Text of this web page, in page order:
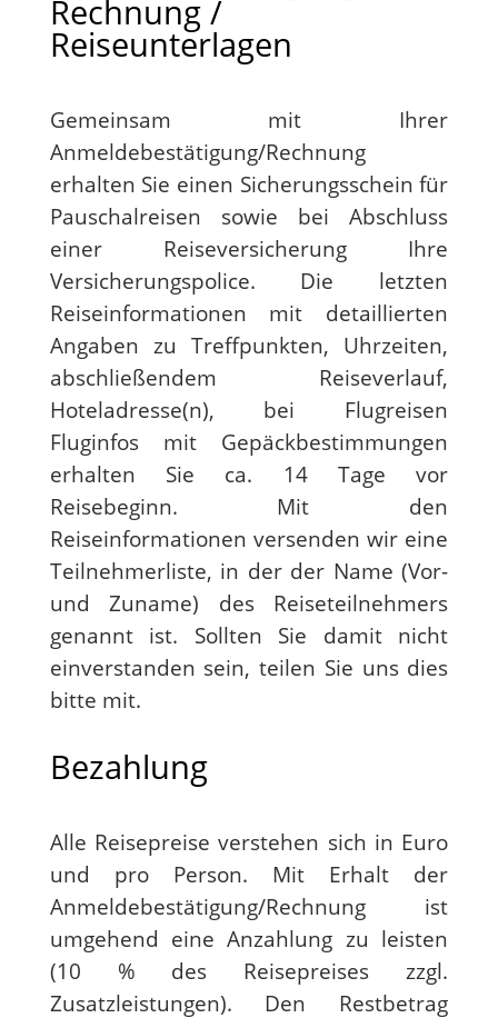
Rechnung /
Reiseunterlagen
Gemeinsam mit Ihrer
Anmeldebestätigung/Rechnung
erhalten Sie einen Sicherungsschein für
Pauschalreisen sowie bei Abschluss
einer Reiseversicherung Ihre
Versicherungspolice. Die letzten
Reiseinformationen mit detaillierten
Angaben zu Treffpunkten, Uhrzeiten,
abschließendem Reiseverlauf,
Hoteladresse(n), bei Flugreisen
Fluginfos mit Gepäckbestimmungen
erhalten Sie ca. 14 Tage vor
Reisebeginn. Mit den
Reiseinformationen versenden wir eine
Teilnehmerliste, in der der Name (Vor-
und Zuname) des Reiseteilnehmers
genannt ist. Sollten Sie damit nicht
einverstanden sein, teilen Sie uns dies
bitte mit.
Bezahlung
Alle Reisepreise verstehen sich in Euro
und pro Person. Mit Erhalt der
Anmeldebestätigung/Rechnung ist
umgehend eine Anzahlung zu leisten
(10 % des Reisepreises zzgl.
Zusatzleistungen). Den Restbetrag